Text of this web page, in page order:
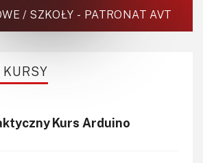
/ SZKOŁY - PATRONAT AVT
Kurs Arduino